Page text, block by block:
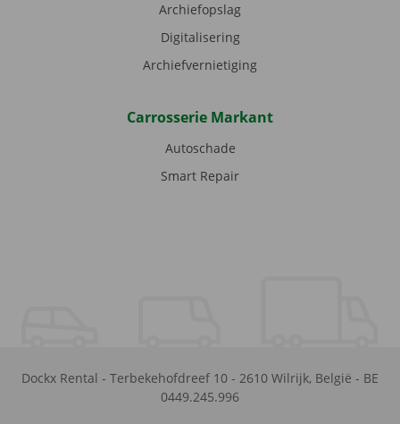
Archiefopslag
Digitalisering
Archiefvernietiging
Carrosserie Markant
Autoschade
Smart Repair
Dockx Rental - Terbekehofdreef 10 - 2610 Wilrijk, België - BE
0449.245.996